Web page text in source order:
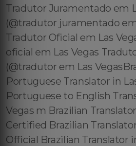
Tradutor Juramentado em
(@tradutor juramentado
Tradutor Oficial em Las
oficial em Las Vegas
(@tradutor em Las
Portuguese Translator in
Portuguese to English
Vegas m Brazilian
Certified Brazilian
Official Brazilian Translator